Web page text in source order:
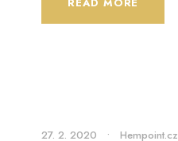
27. 2. 2020 • Hempoint.cz